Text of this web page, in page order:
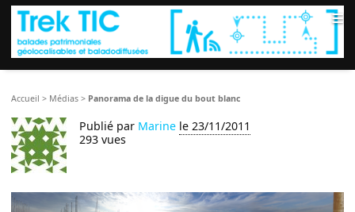
≡
Accueil > Médias > Panorama de la digue du bout blanc
Publié par Marine le 23/11/2011
293 vues